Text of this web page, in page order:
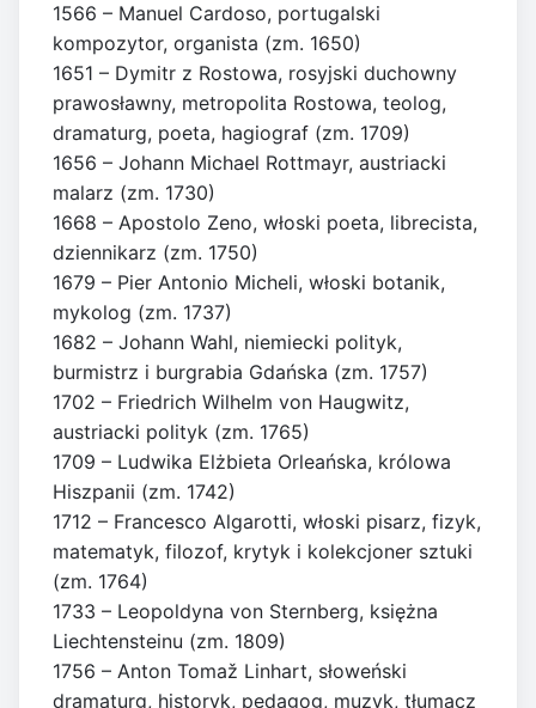
1566 – Manuel Cardoso, portugalski
kompozytor, organista (zm. 1650)
1651 – Dymitr z Rostowa, rosyjski duchowny
prawosławny, metropolita Rostowa, teolog,
dramaturg, poeta, hagiograf (zm. 1709)
1656 – Johann Michael Rottmayr, austriacki
malarz (zm. 1730)
1668 – Apostolo Zeno, włoski poeta, librecista,
dziennikarz (zm. 1750)
1679 – Pier Antonio Micheli, włoski botanik,
mykolog (zm. 1737)
1682 – Johann Wahl, niemiecki polityk,
burmistrz i burgrabia Gdańska (zm. 1757)
1702 – Friedrich Wilhelm von Haugwitz,
austriacki polityk (zm. 1765)
1709 – Ludwika Elżbieta Orleańska, królowa
Hiszpanii (zm. 1742)
1712 – Francesco Algarotti, włoski pisarz, fizyk,
matematyk, filozof, krytyk i kolekcjoner sztuki
(zm. 1764)
1733 – Leopoldyna von Sternberg, księżna
Liechtensteinu (zm. 1809)
1756 – Anton Tomaž Linhart, słoweński
dramaturg, historyk, pedagog, muzyk, tłumacz